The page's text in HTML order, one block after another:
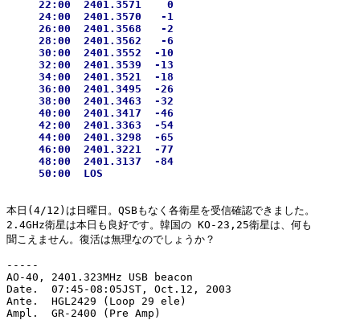
     22:00  2401.3571    0
     24:00  2401.3570   -1
     26:00  2401.3568   -2
     28:00  2401.3562   -6
     30:00  2401.3552  -10
     32:00  2401.3539  -13
     34:00  2401.3521  -18
     36:00  2401.3495  -26
     38:00  2401.3463  -32
     40:00  2401.3417  -46
     42:00  2401.3363  -54
     44:00  2401.3298  -65
     46:00  2401.3221  -77
     48:00  2401.3137  -84
本日(4/12)は日曜日。QSBもなく各衛星を受信確認できました。
2.4GHz衛星は本日も良好です。韓国の KO-23,25衛星は、何も
聞こえません。復活は無理なのでしょうか？
-----
AO-40, 2401.323MHz USB beacon
Date.  07:45-08:05JST, Oct.12, 2003
Ante.  HGL2429 (Loop 29 ele)
Ampl.  GR-2400 (Pre Amp)